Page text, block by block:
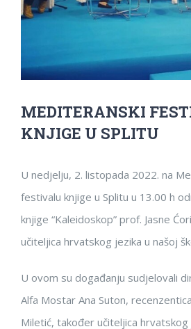
MEDITERANSKI
KNJIGE U SPLITU
U nedjelju, 2. listopada 2022. na
festivalu knjige u Splitu u 13.00 h
knjige “Kaleidoskop” prof. Jasne
učiteljica hrvatskog jezika u našoj
U ovom su događanju sudjelovali
Alfa Mostar Ana Suton,
Miletić, također učiteljica hrvatskog